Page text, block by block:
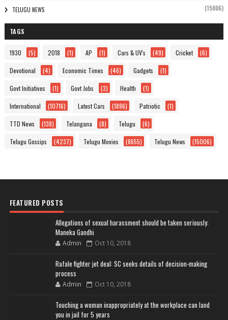
TELUGU NEWS (15006)
TAGS
1930 (5) 2018 (1) AP (1) Cars & UV's (49) Cricket (6)
Devotional (4) Economic Times (46) Gadgets (1)
Govt Initiatives (1) Govt Jobs (3) Health (1)
International (10716) Latest Cars (1896) Patriotic (1)
TTD News (138) Telangana (8) Telugu (6)
Telugu Gossips (4237) Telugu Movies (8655) Telugu News (15006)
FEATURED POSTS
Allegations of sexual harassment should be taken seriously:
Maneka Gandhi
Admin Oct 10, 2018
Rafale fighter jet deal: SC seeks details of decision-making
process
Admin Oct 10, 2018
Touching a woman inappropriately at the workplace can land
you in jail for 5 years